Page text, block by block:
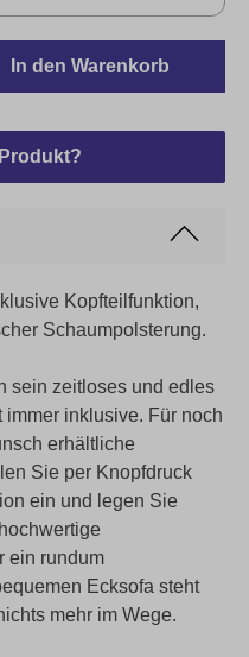
In den Warenkorb
Kopfteilfunktion,
Schaumpolsterung.
sein zeitloses und edles
inklusive. Für noch
erhältliche
Sie per Knopfdruck
ein und legen Sie
ein rundum
Ecksofa steht
mehr im Wege.